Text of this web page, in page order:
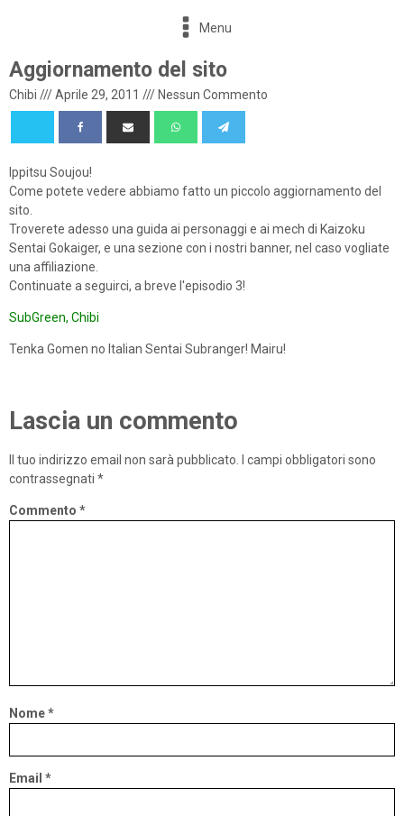
Menu
Aggiornamento del sito
Chibi ///Aprile 29, 2011 /// Nessun Commento
Ippitsu Soujou!
Come potete vedere abbiamo fatto un piccolo aggiornamento del
sito.
Troverete adesso una guida ai personaggi e ai mech di Kaizoku
Sentai Gokaiger, e una sezione con i nostri banner, nel caso vogliate
una affiliazione.
Continuate a seguirci, a breve l'episodio 3!
SubGreen, Chibi
Tenka Gomen no Italian Sentai Subranger! Mairu!
Lascia un commento
Il tuo indirizzo email non sarà pubblicato.
I campi obbligatori sono
contrassegnati *
Commento *
Nome*
Email *